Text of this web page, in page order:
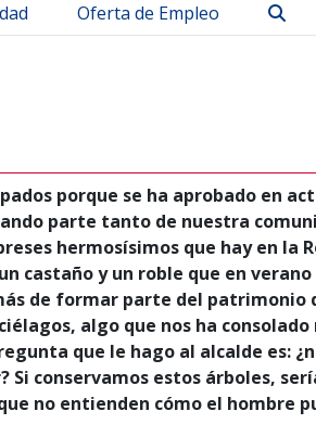
Oferta de Empleo
porque se ha aprobado en
parte tanto de nuestra
hermosísimos que hay en la
castaño y un roble que en verano
de formar parte del patrimonio
algo que nos ha consolado
que le hago al alcalde es:
conservamos estos árboles,
no entienden cómo el hombre